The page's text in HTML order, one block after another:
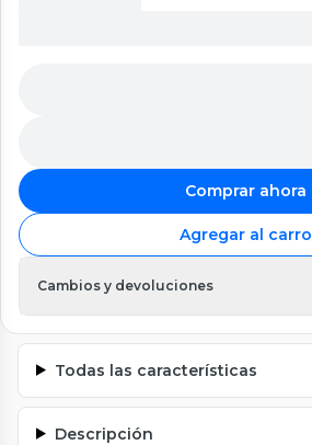
Comprar ahora
Agregar al carro
Cambios y devoluciones
Todas las características
Descripción